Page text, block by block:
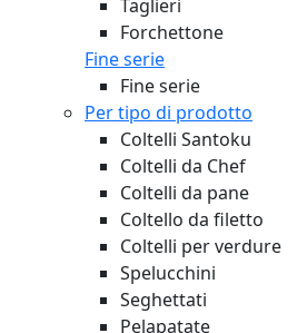
Taglieri
Forchettone
Fine serie
Fine serie
Per tipo di prodotto
Coltelli Santoku
Coltelli da Chef
Coltelli da pane
Coltello da filetto
Coltelli per verdure
Spelucchini
Seghettati
Pelapatate